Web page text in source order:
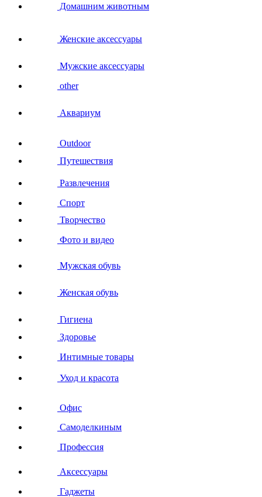
Домашним животным
Женские аксессуары
Мужские аксессуары
other
Аквариум
Outdoor
Путешествия
Развлечения
Спорт
Творчество
Фото и видео
Мужская обувь
Женская обувь
Гигиена
Здоровье
Интимные товары
Уход и красота
Офис
Самоделкиным
Профессия
Аксессуары
Гаджеты